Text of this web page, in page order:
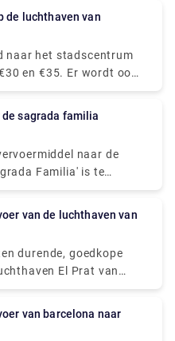
naar het stadscentrum
en €35. Er wordt ook
in de koffer in
kosten minimaal €20.
op tussen de €30 en
naar de
Familia' is te
2 als 5. Je komt aan bij
als het loket
durende, goedkope
El Prat van
verbindt met het
Via-Urgell en Pl